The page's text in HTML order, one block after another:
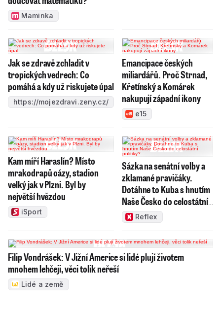
Maminka
Jak se zdravě zchladit v
tropických vedrech: Co
pomáhá a kdy už riskujete úpal
https://mojezdravi.zeny.cz/
Emancipace českých
miliardářů. Proč Strnad,
Křetínský a Komárek
nakupují západní ikony
e15
Kam míří Haraslín? Místo
mrakodrapů oázy, stadion
velký jak v Plzni. Byl by
největší hvězdou
iSport
Sázka na senátní volby a
zklamané pravičáky.
Dotáhne to Kuba s hnutím
Naše Česko do celostátní
politiky?
Reflex
Filip Vondrášek: V Jižní Americe si lidé plují životem
mnohem lehčeji, věci tolik neřeší
Lidé a země